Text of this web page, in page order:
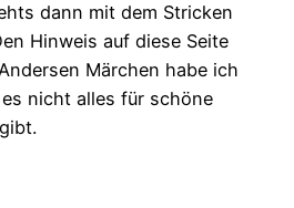
dann mit dem Stricken
Hinweis auf diese Seite
Märchen habe ich
nicht alles für schöne